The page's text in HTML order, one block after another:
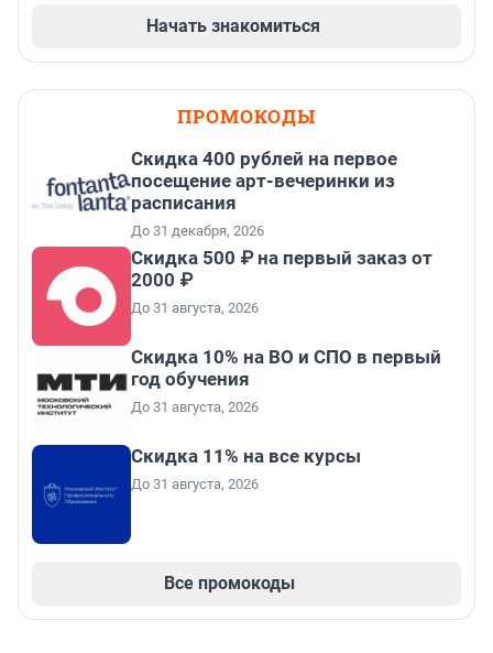
Начать знакомиться
ПРОМОКОДЫ
Cкидка 400 рублей на первое
посещение арт-вечеринки из
расписания
До 31 декабря, 2026
Скидка 500 ₽ на первый заказ от
2000 ₽
До 31 августа, 2026
Скидка 10% на ВО и СПО в первый
год обучения
До 31 августа, 2026
Скидка 11% на все курсы
До 31 августа, 2026
Все промокоды